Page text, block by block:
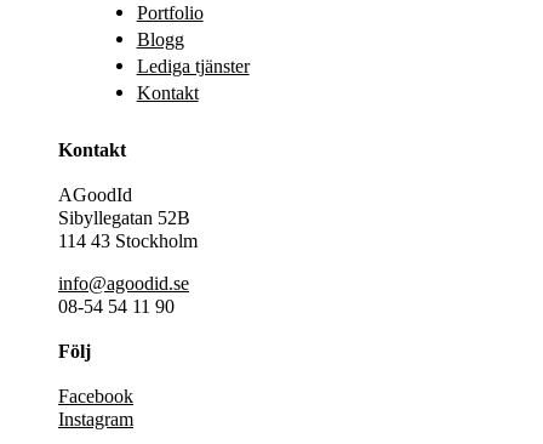
Portfolio
Blogg
Lediga tjänster
Kontakt
Kontakt
AGoodId
Sibyllegatan 52B
114 43 Stockholm
info@agoodid.se
08-54 54 11 90
Följ
Facebook
Instagram